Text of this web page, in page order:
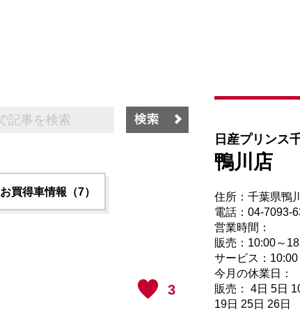
お買得車情報（7）
3
日産プリンス
鴨川店
住所：千葉県鴨
電話：04-7093-
営業時間：
販売：10:00～
サービス：
今月の休業日：
販売： 4日 5日
19日 25日 26日